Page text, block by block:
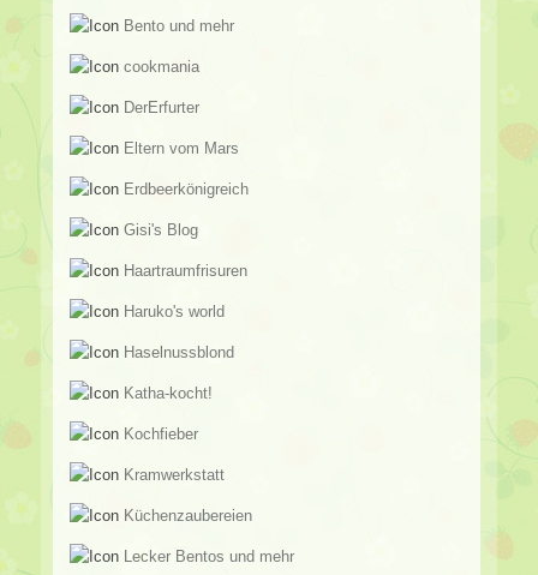
Bento und mehr
cookmania
DerErfurter
Eltern vom Mars
Erdbeerkönigreich
Gisi's Blog
Haartraumfrisuren
Haruko's world
Haselnussblond
Katha-kocht!
Kochfieber
Kramwerkstatt
Küchenzaubereien
Lecker Bentos und mehr